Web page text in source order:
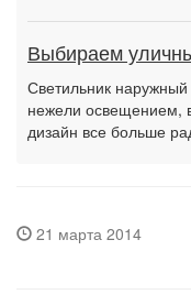
Выбираем
Светильник
нежели освещением,
дизайн все больше
21 марта 2014